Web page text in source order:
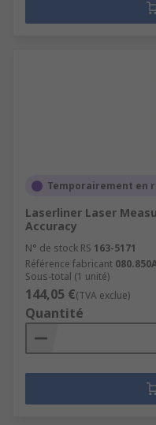
Temporairement en
Laserliner Laser
Accuracy
N° de stock RS 163-5171
Référence fabricant
Sous-total (1 unité)
144,05 €(TVA exclue)
Quantité